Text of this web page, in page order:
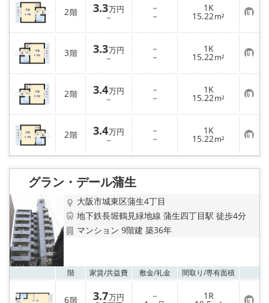
2階 3.3万円
－
－
－
1K
15.22m² お
気
に
入
り
登
録
3階 3.3万円
－
－
－
1K
15.22m² お
気
に
入
り
登
録
2階 3.4万円
－
－
－
1K
15.22m² お
気
に
入
り
登
録
2階 3.4万円
－
－
－
1K
15.22m² お
気
に
り
グラン・デール蒲生
大阪市城東区蒲生4丁目
地下鉄長堀鶴見緑地線 蒲生四丁目駅 徒歩4分
マンション 9階建 築36年
階 家賃/共益費 敷金/礼金 間取り/専有面積
6階 3.7万円 － 1R